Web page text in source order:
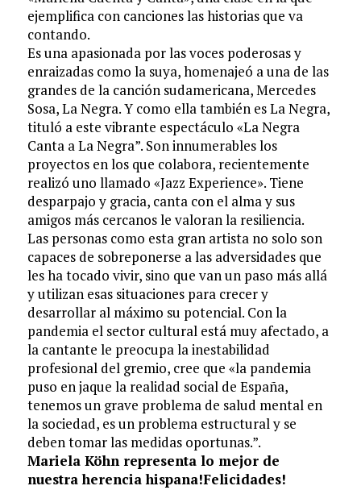
ejemplifica con canciones las historias que va
contando.
Es una apasionada por las voces poderosas y
enraizadas como la suya, homenajeó a una de las
grandes de la canción sudamericana, Mercedes
Sosa, La Negra. Y como ella también es La Negra,
tituló a este vibrante espectáculo «La Negra
Canta a La Negra”. Son innumerables los
proyectos en los que colabora, recientemente
realizó uno llamado «Jazz Experience». Tiene
desparpajo y gracia, canta con el alma y sus
amigos más cercanos le valoran la resiliencia.
Las personas como esta gran artista no solo son
capaces de sobreponerse a las adversidades que
les ha tocado vivir, sino que van un paso más allá
y utilizan esas situaciones para crecer y
desarrollar al máximo su potencial. Con la
pandemia el sector cultural está muy afectado, a
la cantante le preocupa la inestabilidad
profesional del gremio, cree que «la pandemia
puso en jaque la realidad social de España,
tenemos un grave problema de salud mental en
la sociedad, es un problema estructural y se
deben tomar las medidas oportunas.”.
Mariela Köhn representa lo mejor de
nuestra herencia hispana!Felicidades!